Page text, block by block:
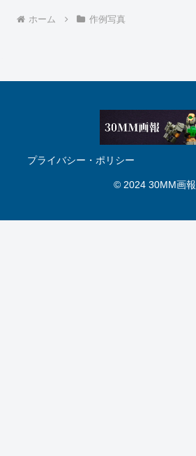
ホーム 作例写真
プライバシー・ポリシー
© 2024 30MM画報.